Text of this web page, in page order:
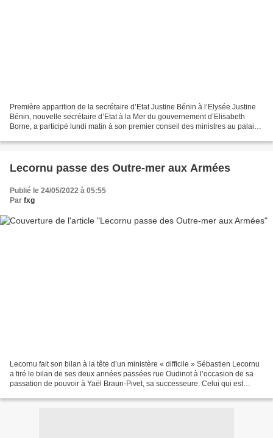
Première apparition de la secrétaire d’Etat Justine Bénin à l’Elysée Justine
Bénin, nouvelle secrétaire d’Etat à la Mer du gouvernement d’Elisabeth
Borne, a participé lundi matin à son premier conseil des ministres au palais
Lecornu passe des Outre-mer aux Armées
Publié le 24/05/2022 à 05:55
Par fxg
Lecornu fait son bilan à la tête d’un ministère « difficile » Sébastien Lecornu
a tiré le bilan de ses deux années passées rue Oudinot à l’occasion de sa
passation de pouvoir à Yaël Braun-Pivet, sa successeure. Celui qui est